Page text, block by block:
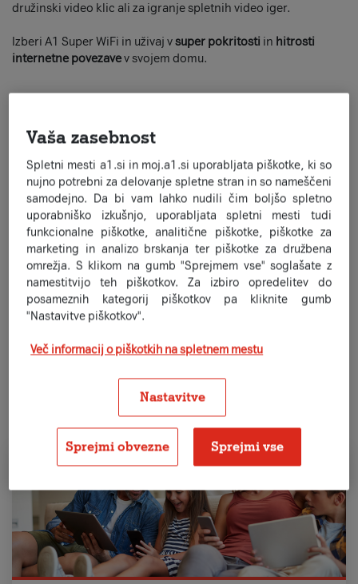
družinski video klic ali za igranje spletnih video iger.
Izberi A1 Super WiFi in uživaj vsuper pokritosti in hitrosti
internetne povezavev svojem domu.
Zakaj izbrati A1 Super Wifi?
Vaša zasebnost
Spletni mesti a1.si in moj.a1.si uporabljata piškotke, ki so
nujno potrebni za delovanje spletne stran in so nameščeni
samodejno. Da bi vam lahko nudili čim boljšo spletno
uporabniško izkušnjo, uporabljata spletni mesti tudi
funkcionalne piškotke, analitične piškotke, piškotke za
marketing in analizo brskanja ter piškotke za družbena
omrežja. S klikom na gumb "Sprejmem vse" soglašate z
namestitvijo teh piškotkov. Za izbiro opredelitev do
posameznih kategorij piškotkov pa kliknite gumb
"Nastavitve piškotkov".
Več informacij o piškotkih na spletnem mestu
Nastavitve
Sprejmi obvezne Sprejmi vse